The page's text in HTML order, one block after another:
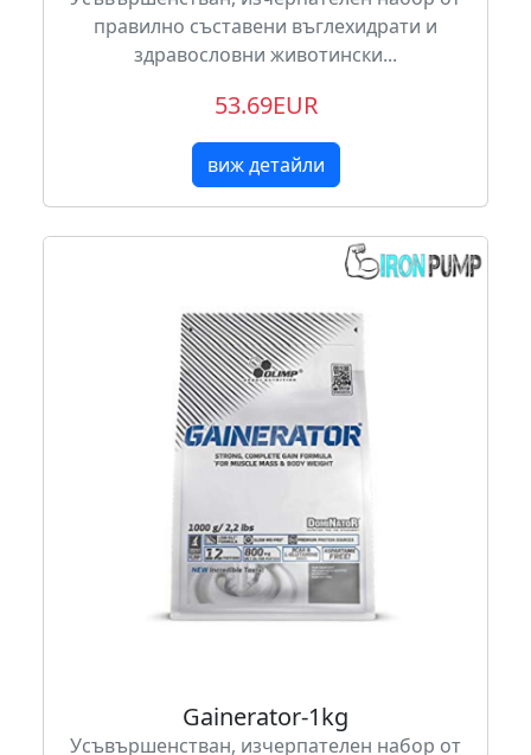
правилно съставени въглехидрати и
здравословни животински...
53.69EUR
виж детайли
Gainerator-1kg
Усъвършенстван, изчерпателен набор от